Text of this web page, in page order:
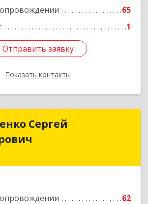
65
1
Отправить заявку
Показать контакты
Подробнее
Отправить заявку
Назад
Сергей
62
ИП Колиденко Сергей